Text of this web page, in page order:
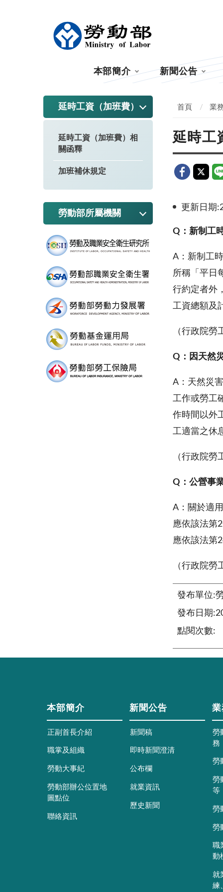
本部簡介 新聞公告
延時工資（加班費）
延時工資（加班費）相
關函釋
加班補休規定
勞動部所屬機關
首頁 業
延時工
更新日期
Q ：新制工
A ：新制工
所稱「平日
行約定者外
工資總額及
（行政院
Q ：因天然
A ：天然災
工作或勞工
作時間以外
工適當之休
（行政院
Q：公營事
A ：關於適
應依該法第
應依該法第
（行政院勞
發布單位:
發布日期
點閱次數:
本部簡介
正副首長介紹
職掌及組織
勞動大事紀
勞動部辦公位置地
圖點位
聯絡資訊
新聞公告
新聞稿
即時新聞澄清
公布欄
就業資訊
歷史新聞
勞
務
勞
勞
等
勞
勞
職
動
就
練